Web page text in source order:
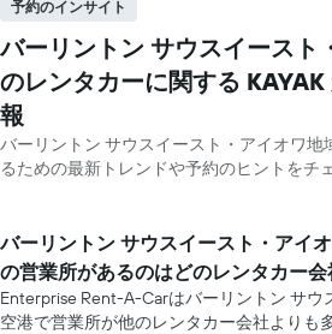
予約のインサイト
バーリントン サウスイースト
のレンタカーに関する
報
バーリントン サウスイースト・アイオワ地
るための最新トレンドや予約のヒントをチ
バーリントン サウスイースト・アイ
の営業所があるのはどのレンタカー会
Enterprise Rent-A-Carはバーリントン サウ
空港で営業所が他のレンタカー会社よりも